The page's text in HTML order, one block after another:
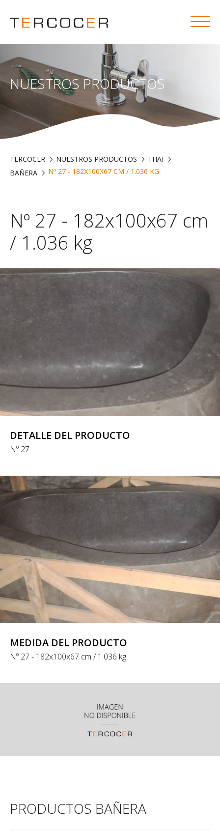
NUESTROS PRODUCTOS
TERCOCER NUESTROS PRODUCTOS
THAI
BAÑERA
Nº 27 - 182X100X67 CM / 1.036 KG
Nº 27 - 182x100x67 cm
/ 1.036 kg
DETALLE DEL PRODUCTO
Nº 27
MEDIDA DEL PRODUCTO
Nº 27 - 182x100x67 cm / 1.036 kg
PRODUCTOS BAÑERA